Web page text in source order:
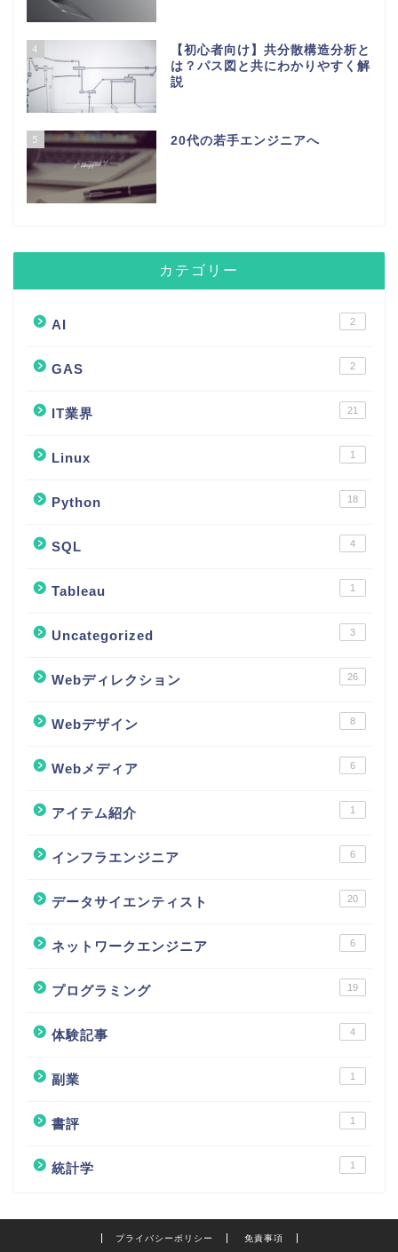
4
【初心者向け】共分散構造分析と
は？パス図と共にわかりやすく解
説
5 20代の若手エンジニアへ
カテゴリー
AI 2
GAS 2
IT業界 21
Linux 1
Python 18
SQL 4
Tableau 1
Uncategorized 3
Webディレクション 26
Webデザイン 8
Webメディア 6
アイテム紹介 1
インフラエンジニア 6
データサイエンティスト 20
ネットワークエンジニア 6
プログラミング 19
体験記事 4
副業 1
書評 1
統計学 1
プライバシーポリシー 免責事項